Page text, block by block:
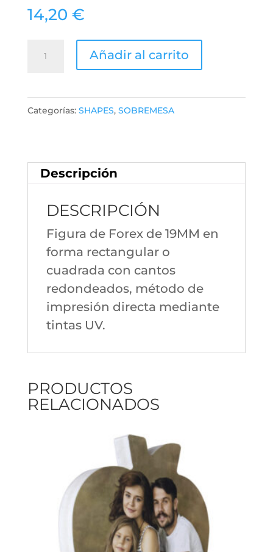
14,20 €
REDONDEADOS
Añadir al carrito
Categorías: SHAPES, SOBREMESA
Descripción
DESCRIPCIÓN
Figura de Forex de 19MM en
forma rectangular o
cuadrada con cantos
redondeados, método de
impresión directa mediante
tintas UV.
PRODUCTOS
RELACIONADOS